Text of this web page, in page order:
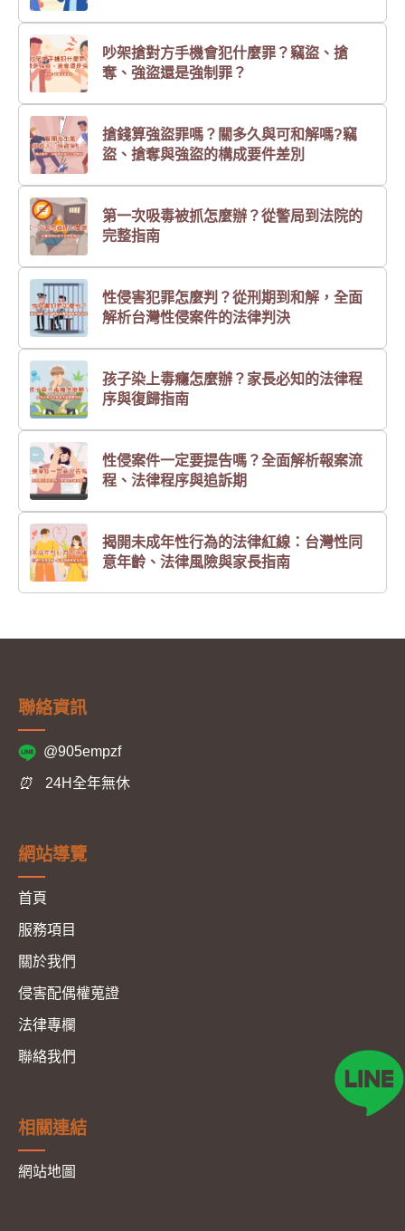
吵架搶對方手機會犯什麼罪？竊盜、搶
奪、強盜還是強制罪？
搶錢算強盜罪嗎？關多久與可和解嗎?竊
盜、搶奪與強盜的構成要件差別
第一次吸毒被抓怎麼辦？從警局到法院的
完整指南
性侵害犯罪怎麼判？從刑期到和解，全面
解析台灣性侵案件的法律判決
孩子染上毒癮怎麼辦？家長必知的法律程
序與復歸指南
性侵案件一定要提告嗎？全面解析報案流
程、法律程序與追訴期
揭開未成年性行為的法律紅線：台灣性同
意年齡、法律風險與家長指南
聯絡資訊
@905empzf
⏰ 24H全年無休
網站導覽
首頁
服務項目
關於我們
侵害配偶權蒐證
法律專欄
聯絡我們
相關連結
網站地圖